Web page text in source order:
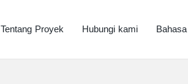
Tentang Proyek Hubungi kami Bahasa